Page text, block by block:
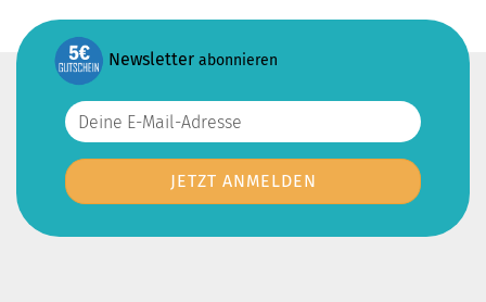
Newsletter abonnieren